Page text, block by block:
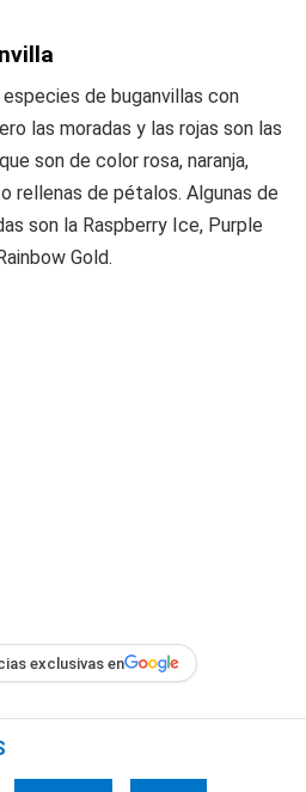
de buganvillas con
las moradas y las rojas son las
son de color rosa, naranja,
rellenas de pétalos. Algunas de
son la Raspberry Ice, Purple
Gold.
exclusivas en